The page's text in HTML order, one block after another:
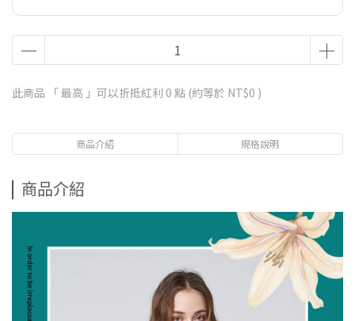
此商品 「 最高 」可以折抵紅利 0 點 (約等於 NT$0 )
商品介紹 規格說明
商品介紹